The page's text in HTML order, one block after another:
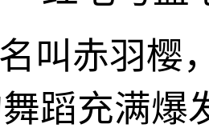
叫赤羽樱
蹈充满爆